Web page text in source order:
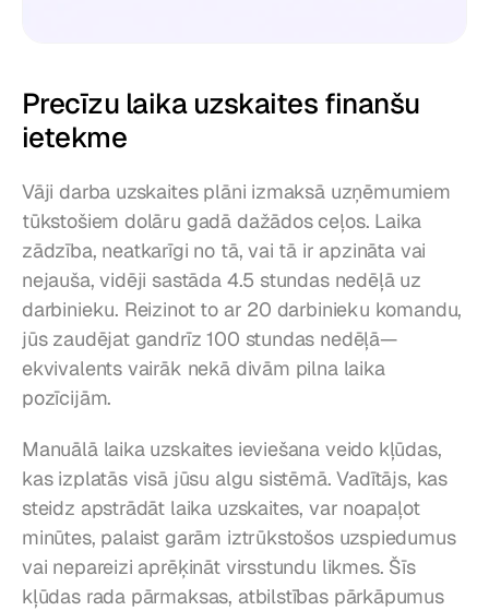
Precīzu laika uzskaites finanšu
ietekme
Vāji darba uzskaites plāni izmaksā uzņēmumiem
tūkstošiem dolāru gadā dažādos ceļos. Laika
zādzība, neatkarīgi no tā, vai tā ir apzināta vai
nejauša, vidēji sastāda 4.5 stundas nedēļā uz
darbinieku. Reizinot to ar 20 darbinieku komandu,
jūs zaudējat gandrīz 100 stundas nedēļā—
ekvivalents vairāk nekā divām pilna laika
pozīcijām.
Manuālā laika uzskaites ieviešana veido kļūdas,
kas izplatās visā jūsu algu sistēmā. Vadītājs, kas
steidz apstrādāt laika uzskaites, var noapaļot
minūtes, palaist garām iztrūkstošos uzspiedumus
vai nepareizi aprēķināt virsstundu likmes. Šīs
kļūdas rada pārmaksas, atbilstības pārkāpumus